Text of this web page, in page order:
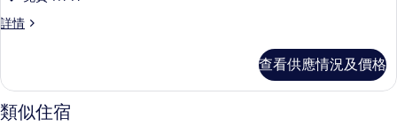
with
的
相
詳情
Park
Residence
with
Garden
查看供應情況及價格
類似住宿